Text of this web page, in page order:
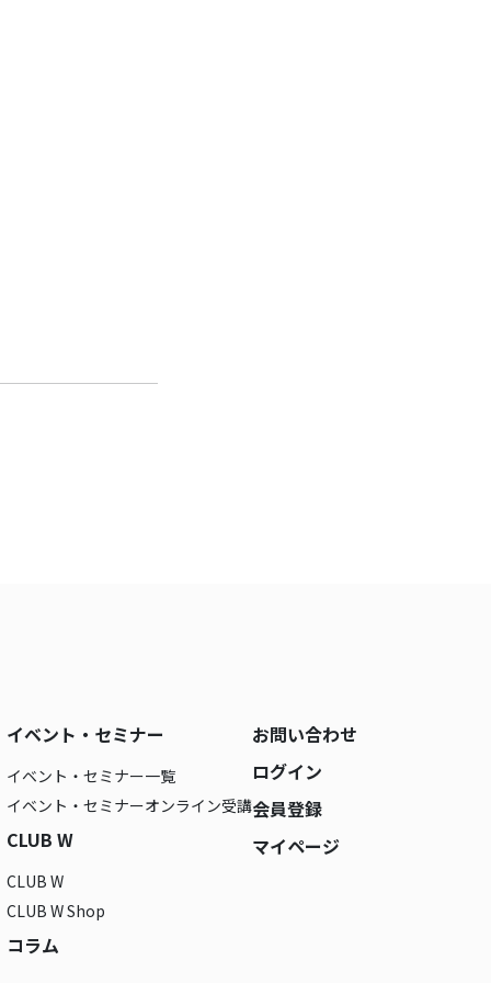
イベント・セミナー
イベント・セミナー一覧
イベント・セミナーオンライン受講
CLUB W
CLUB W
CLUB W Shop
コラム
お問い合わせ
ログイン
会員登録
マイページ